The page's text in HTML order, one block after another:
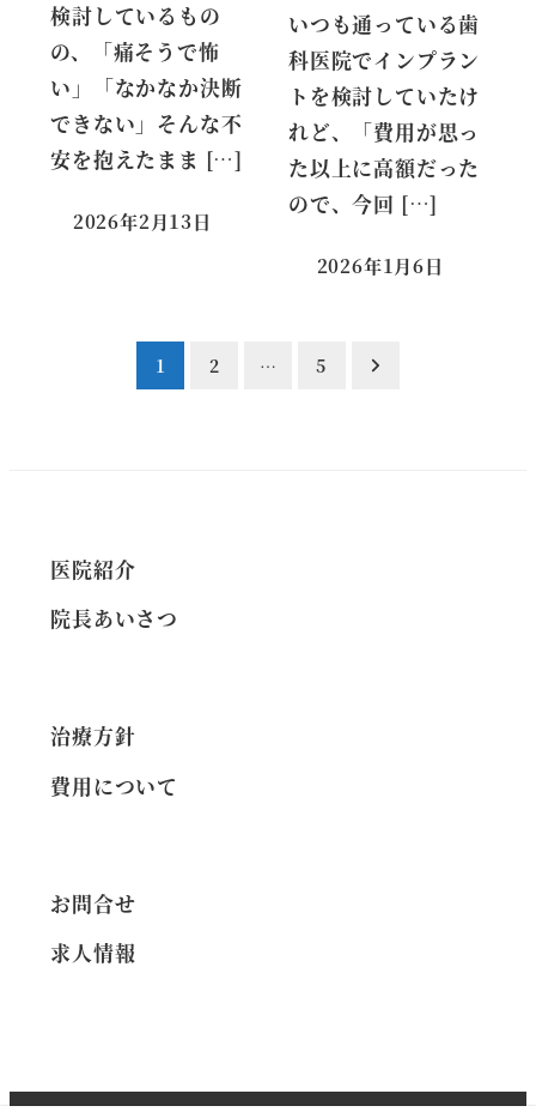
検討しているもの
の、「痛そうで怖
い」「なかなか決断
できない」そんな不
安を抱えたまま […]
2026年2月13日
いつも通っている歯
科医院でインプラン
トを検討していたけ
れど、「費用が思っ
た以上に高額だった
ので、今回 […]
2026年1月6日
ー
送
り
1 2 … 5
医院紹介
院長あいさつ
治療方針
費用について
お問合せ
求人情報